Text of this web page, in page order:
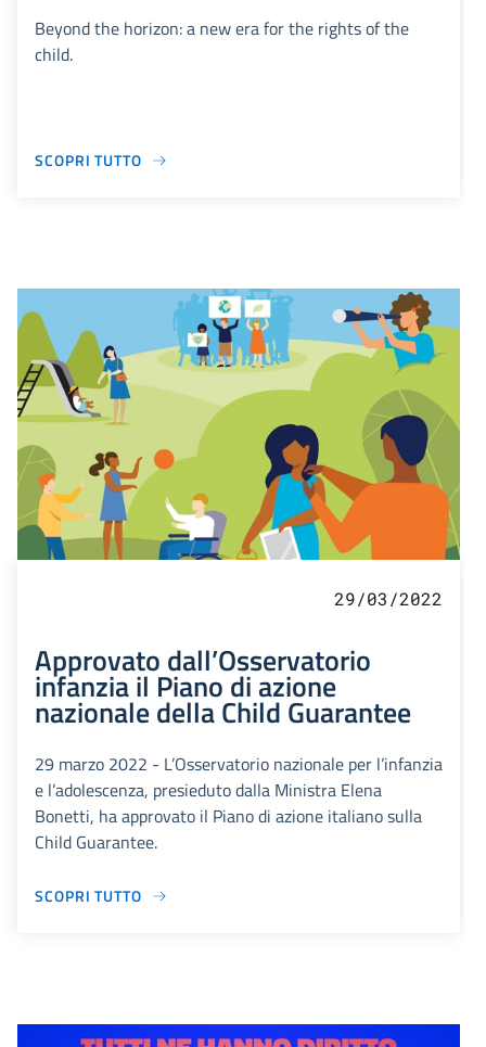
Beyond the horizon: a new era for the rights of the
child.
SCOPRI TUTTO
29/03/2022
Approvato dall’Osservatorio
infanzia il Piano di azione
nazionale della Child Guarantee
29 marzo 2022 - L’Osservatorio nazionale per l’infanzia
e l’adolescenza, presieduto dalla Ministra Elena
Bonetti, ha approvato il Piano di azione italiano sulla
Child Guarantee.
SCOPRI TUTTO